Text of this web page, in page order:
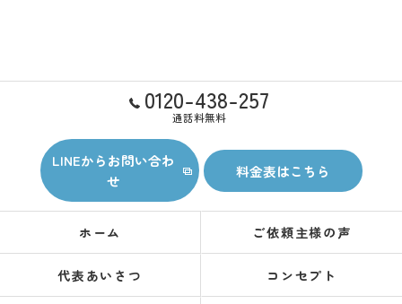
0120-438-257
通話料無料
LINEからお問い合わ
せ
料金表はこちら
ホーム ご依頼主様の声
代表あいさつ コンセプト